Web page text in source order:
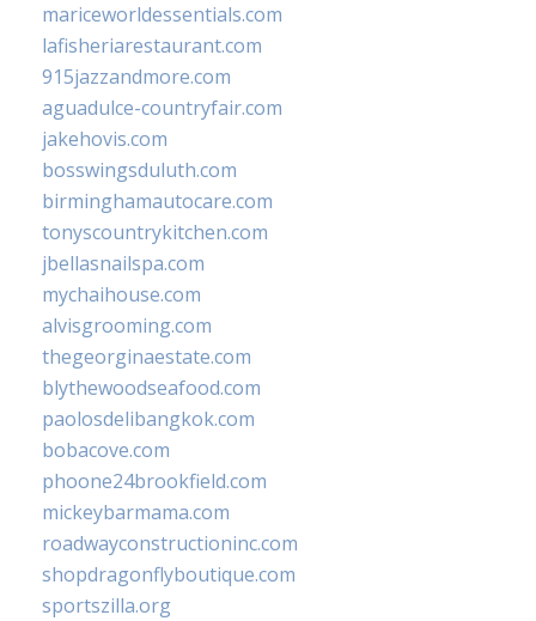
mariceworldessentials.com
lafisheriarestaurant.com
915jazzandmore.com
aguadulce-countryfair.com
jakehovis.com
bosswingsduluth.com
birminghamautocare.com
tonyscountrykitchen.com
jbellasnailspa.com
mychaihouse.com
alvisgrooming.com
thegeorginaestate.com
blythewoodseafood.com
paolosdelibangkok.com
bobacove.com
phoone24brookfield.com
mickeybarmama.com
roadwayconstructioninc.com
shopdragonflyboutique.com
sportszilla.org